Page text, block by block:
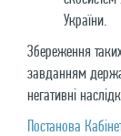
України.
Збереження
завданням
негативні
Постанова